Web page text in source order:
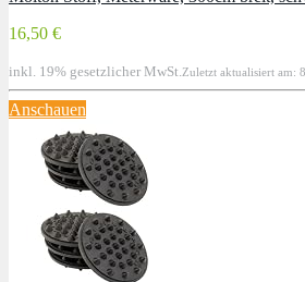
16,50 €
inkl. 19% gesetzlicher MwSt. Zuletzt aktualisiert am:
Anschauen